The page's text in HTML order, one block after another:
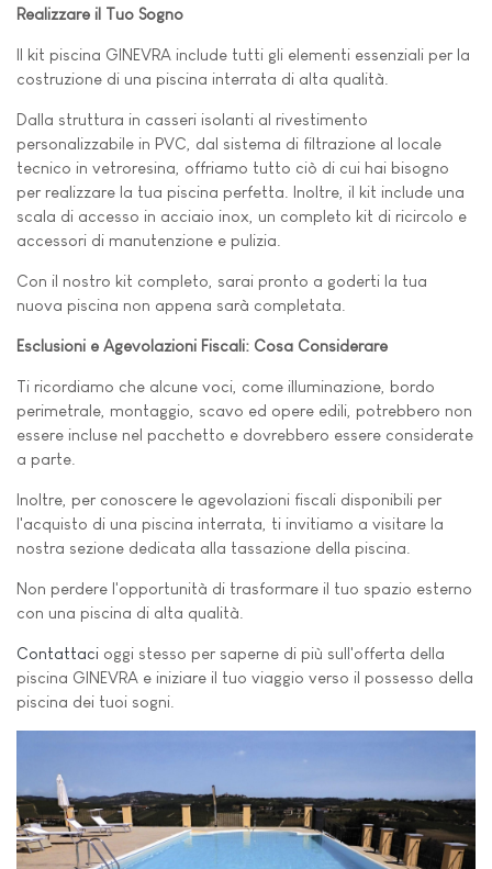
Realizzare il Tuo Sogno
Il kit piscina GINEVRA include tutti gli elementi essenziali per la
costruzione di una piscina interrata di alta qualità.
Dalla struttura in casseri isolanti al rivestimento
personalizzabile in PVC, dal sistema di filtrazione al locale
tecnico in vetroresina, offriamo tutto ciò di cui hai bisogno
per realizzare la tua piscina perfetta. Inoltre, il kit include una
scala di accesso in acciaio inox, un completo kit di ricircolo e
accessori di manutenzione e pulizia.
Con il nostro kit completo, sarai pronto a goderti la tua
nuova piscina non appena sarà completata.
Esclusioni e Agevolazioni Fiscali: Cosa Considerare
Ti ricordiamo che alcune voci, come illuminazione, bordo
perimetrale, montaggio, scavo ed opere edili, potrebbero non
essere incluse nel pacchetto e dovrebbero essere considerate
a parte.
Inoltre, per conoscere le agevolazioni fiscali disponibili per
l'acquisto di una piscina interrata, ti invitiamo a visitare la
nostra sezione dedicata alla tassazione della piscina.
Non perdere l'opportunità di trasformare il tuo spazio esterno
con una piscina di alta qualità.
Contattaci oggi stesso per saperne di più sull'offerta della
piscina GINEVRA e iniziare il tuo viaggio verso il possesso della
piscina dei tuoi sogni.